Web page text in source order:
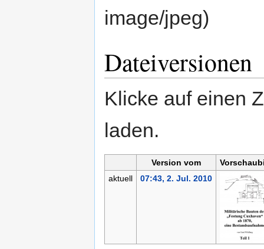
image/jpeg)
Dateiversionen
Klicke auf einen
laden.
Version vom
aktuell
07:43, 2. Jul. 2010